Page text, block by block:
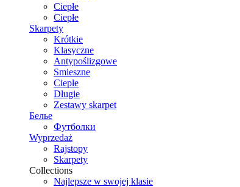
Ciepłe
Ciepłe
Skarpety
Krótkie
Klasyczne
Antypoślizgowe
Smieszne
Ciepłe
Długie
Zestawy skarpet
Белье
Футболки
Wyprzedaż
Rajstopy
Skarpety
Collections
Najlepsze w swojej klasie